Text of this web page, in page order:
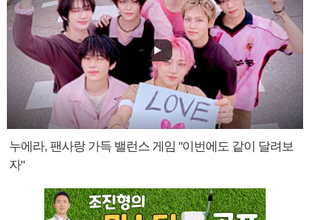
누에라, 팬사랑 가득 밸런스 게임 "이번에도 같이 달려보
자"